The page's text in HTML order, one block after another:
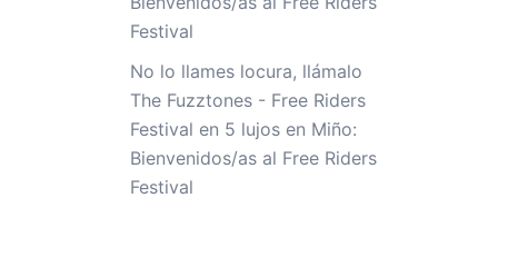
Festival
No lo llames locura, llámalo
The Fuzztones - Free Riders
Festival en 5 lujos en Miño:
Bienvenidos/as al Free Riders
Festival